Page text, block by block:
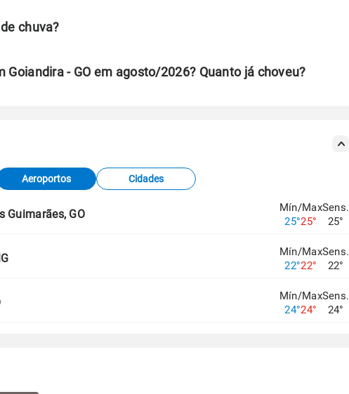
chuva?
Goiandira - GO em agosto/2026? Quanto já choveu?
(CPTEC).
Aeroportos Cidades
Guimarães, GO
Mín/Max
25°25°
Sens.
25°
Mín/Max
22°22°
Sens.
22°
Mín/Max
24°24°
Sens.
24°